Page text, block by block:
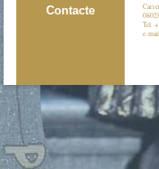
Contacte
Tel.
e-